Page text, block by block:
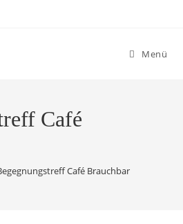
Menü
Café
Café Brauchbar